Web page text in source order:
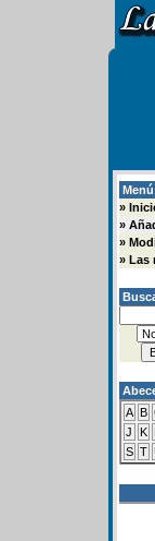
»
»
»
» Las
A B
J
K
S T